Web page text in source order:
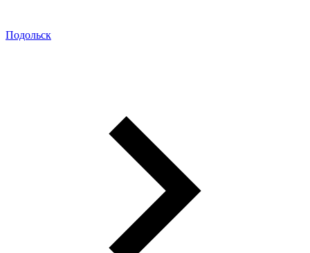
Подольск